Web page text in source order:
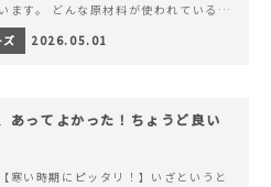
います。 どんな原材料が使われているの
か。 どのようにつくられているのか。&
続きを読む 【6月10日（無添加
2026.05.01
あってよかった！ちょうど良い
【寒い時期にピッタリ！】いざというと